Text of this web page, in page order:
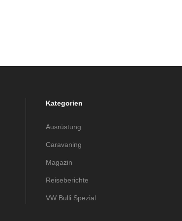
Kategorien
Ausrüstung
Caravaning
Magazin
Reiseberichte
VW Bulli Spezial